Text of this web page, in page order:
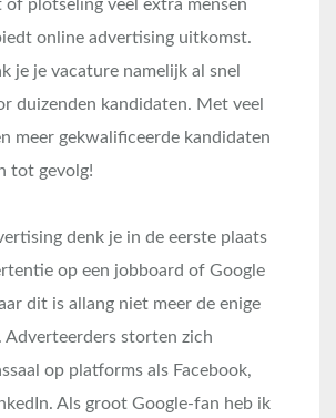
plotseling veel extra mensen
online advertising uitkomst.
je je vacature namelijk al snel
duizenden kandidaten. Met veel
meer gekwalificeerde kandidaten
tot gevolg!
denk je in de eerste plaats
op een jobboard of Google
dit is allang niet meer de enige
Adverteerders storten zich
op platforms als Facebook,
Als groot Google-fan heb ik